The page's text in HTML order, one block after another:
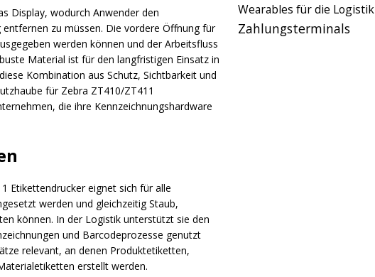
Display, wodurch Anwender den
zu müssen. Die vordere Öffnung für
werden können und der Arbeitsfluss
Material ist für den langfristigen Einsatz in
Kombination aus Schutz, Sichtbarkeit und
für Zebra ZT410/ZT411
die ihre Kennzeichnungshardware
Etikettendrucker eignet sich für alle
werden und gleichzeitig Staub,
können. In der Logistik unterstützt sie den
und Barcodeprozesse genutzt
relevant, an denen Produktetiketten,
erstellt werden.
Wearables für die Logistik
Zahlungsterminals